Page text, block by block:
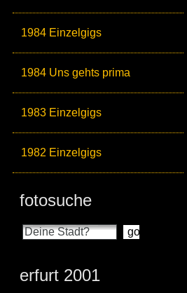
1984 Einzelgigs
1984 Uns gehts prima
1983 Einzelgigs
1982 Einzelgigs
fotosuche
erfurt 2001